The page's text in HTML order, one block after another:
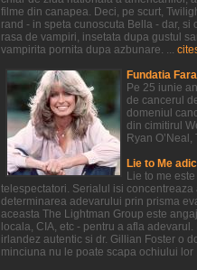
filme din canapea. Deci, pe scurt,
rand - in speta cunoscuta Bella - dar,
rasa de vampiri, insetata dupa gustul
vampirita pornita dupa azbunare. ...
Fundatia
Pe 25 iunie
de cancerul
domeniul
din cimitirul
Ryan
Lie to Me
Lie to me
telespectatori. Serialul isi
determinarea adevarului prin prisma
aceasta The Lightman Group este
locala, CIA, etc - pentru a afla
irlandez autentic si dr. Gillian Foster o
minciuna nu le poate scapa ochiului lor